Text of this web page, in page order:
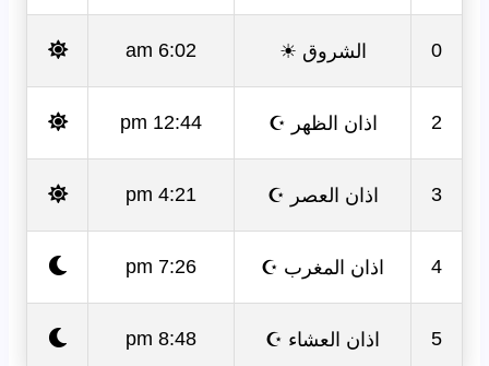
0 الشروق ☀ 6:02 am
2 اذان الظهر ☪ 12:44 pm
3 اذان العصر ☪ 4:21 pm
4 اذان المغرب ☪ 7:26 pm
5 اذان العشاء ☪ 8:48 pm